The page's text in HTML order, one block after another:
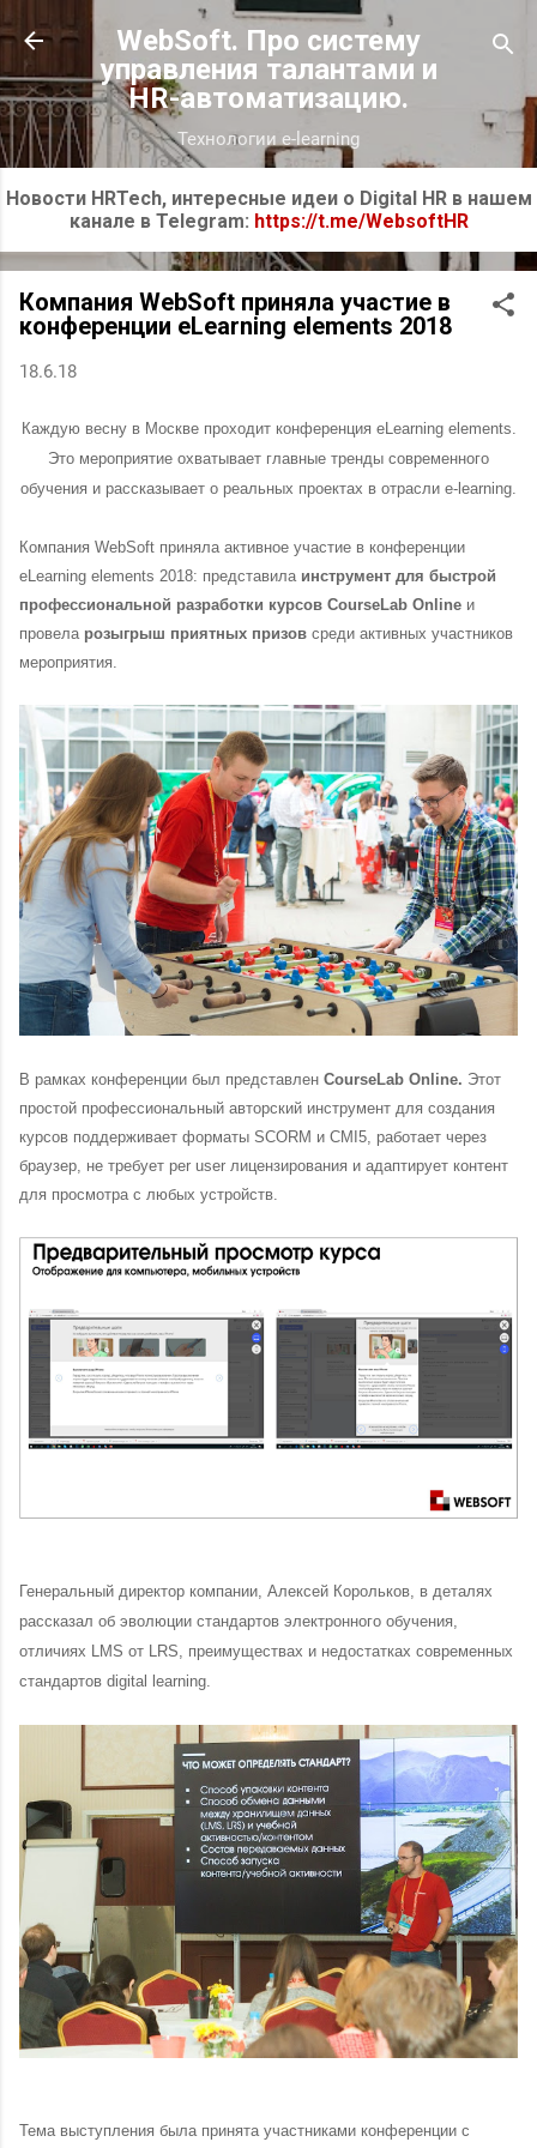
К основному контенту
WebSoft. Про систему
управления талантами и
HR-автоматизацию.
Технологии e-learning
Новости HRTech, интересные идеи о Digital HR в нашем
канале в Telegram: https://t.me/WebsoftHR
Компания WebSoft приняла участие в
конференции eLearning elements 2018
18.6.18
Каждую весну в Москве проходит конференция eLearning elements.
Это мероприятие охватывает главные тренды современного
обучения и рассказывает о реальных проектах в отрасли e-learning.
Компания WebSoft приняла активное участие в конференции
eLearning elements 2018: представила инструмент для быстрой
профессиональной разработки курсов CourseLab Online и
провела розыгрыш приятных призов среди активных участников
мероприятия.
В рамках конференции был представлен CourseLab Online. Этот
простой профессиональный авторский инструмент для создания
курсов поддерживает форматы SCORM и CMI5, работает через
браузер, не требует per user лицензирования и адаптирует контент
для просмотра с любых устройств.
Генеральный директор компании, Алексей Корольков, в деталях
рассказал об эволюции стандартов электронного обучения,
отличиях LMS от LRS, преимуществах и недостатках современных
стандартов digital learning.
Тема выступления была принята участниками конференции с